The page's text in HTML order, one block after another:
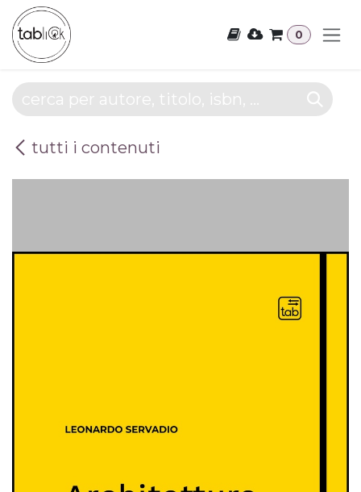
Passa al contenuto
0
tutti i contenuti